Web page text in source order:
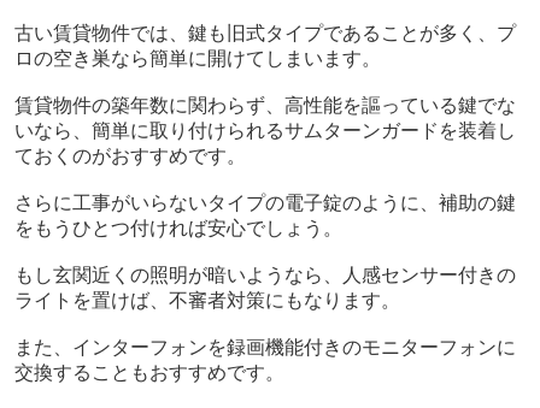
古い賃貸物件では、鍵も旧式タイプであることが多く、プ
ロの空き巣なら簡単に開けてしまいます。
賃貸物件の築年数に関わらず、高性能を謳っている鍵でな
いなら、簡単に取り付けられるサムターンガードを装着し
ておくのがおすすめです。
さらに工事がいらないタイプの電子錠のように、補助の鍵
をもうひとつ付ければ安心でしょう。
もし玄関近くの照明が暗いようなら、人感センサー付きの
ライトを置けば、不審者対策にもなります。
また、インターフォンを録画機能付きのモニターフォンに
交換することもおすすめです。